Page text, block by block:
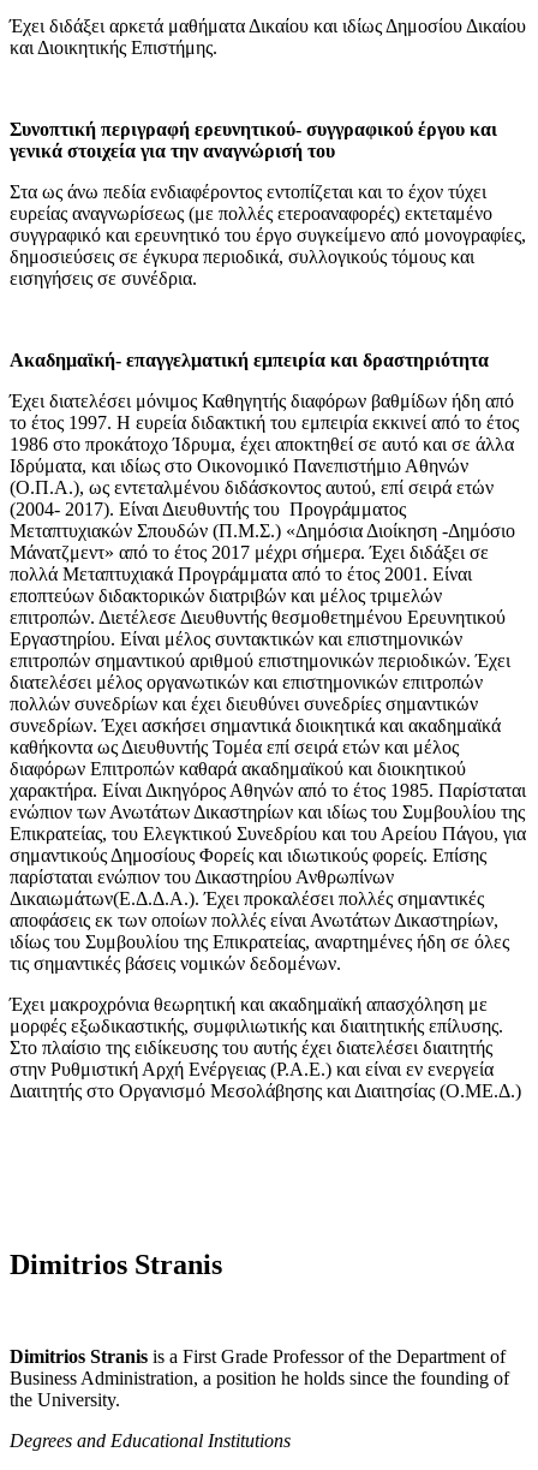
Έχει διδάξει αρκετά μαθήματα Δικαίου και ιδίως Δημοσίου Δικαίου
και Διοικητικής Επιστήμης.
Συνοπτική περιγραφή ερευνητικού- συγγραφικού έργου και
γενικά στοιχεία για την αναγνώρισή του
Στα ως άνω πεδία ενδιαφέροντος εντοπίζεται και το έχον τύχει
ευρείας αναγνωρίσεως (με πολλές ετεροαναφορές) εκτεταμένο
συγγραφικό και ερευνητικό του έργο συγκείμενο από μονογραφίες,
δημοσιεύσεις σε έγκυρα περιοδικά, συλλογικούς τόμους και
εισηγήσεις σε συνέδρια.
Ακαδημαϊκή- επαγγελματική εμπειρία και δραστηριότητα
Έχει διατελέσει μόνιμος Καθηγητής διαφόρων βαθμίδων ήδη από
το έτος 1997. Η ευρεία διδακτική του εμπειρία εκκινεί από το έτος
1986 στο προκάτοχο Ίδρυμα, έχει αποκτηθεί σε αυτό και σε άλλα
Ιδρύματα, και ιδίως στο Οικονομικό Πανεπιστήμιο Αθηνών
(Ο.Π.Α.), ως εντεταλμένου διδάσκοντος αυτού, επί σειρά ετών
(2004- 2017). Είναι Διευθυντής του Προγράμματος
Μεταπτυχιακών Σπουδών (Π.Μ.Σ.) «Δημόσια Διοίκηση -Δημόσιο
Μάνατζμεντ» από το έτος 2017 μέχρι σήμερα. Έχει διδάξει σε
πολλά Μεταπτυχιακά Προγράμματα από το έτος 2001. Είναι
εποπτεύων διδακτορικών διατριβών και μέλος τριμελών
επιτροπών. Διετέλεσε Διευθυντής θεσμοθετημένου Ερευνητικού
Εργαστηρίου. Είναι μέλος συντακτικών και επιστημονικών
επιτροπών σημαντικού αριθμού επιστημονικών περιοδικών. Έχει
διατελέσει μέλος οργανωτικών και επιστημονικών επιτροπών
πολλών συνεδρίων και έχει διευθύνει συνεδρίες σημαντικών
συνεδρίων. Έχει ασκήσει σημαντικά διοικητικά και ακαδημαϊκά
καθήκοντα ως Διευθυντής Τομέα επί σειρά ετών και μέλος
διαφόρων Επιτροπών καθαρά ακαδημαϊκού και διοικητικού
χαρακτήρα. Είναι Δικηγόρος Αθηνών από το έτος 1985. Παρίσταται
ενώπιον των Ανωτάτων Δικαστηρίων και ιδίως του Συμβουλίου της
Επικρατείας, του Ελεγκτικού Συνεδρίου και του Αρείου Πάγου, για
σημαντικούς Δημοσίους Φορείς και ιδιωτικούς φορείς. Επίσης
παρίσταται ενώπιον του Δικαστηρίου Ανθρωπίνων
Δικαιωμάτων(Ε.Δ.Δ.Α.). Έχει προκαλέσει πολλές σημαντικές
αποφάσεις εκ των οποίων πολλές είναι Ανωτάτων Δικαστηρίων,
ιδίως του Συμβουλίου της Επικρατείας, αναρτημένες ήδη σε όλες
τις σημαντικές βάσεις νομικών δεδομένων.
Έχει μακροχρόνια θεωρητική και ακαδημαϊκή απασχόληση με
μορφές εξωδικαστικής, συμφιλιωτικής και διαιτητικής επίλυσης.
Στο πλαίσιο της ειδίκευσης του αυτής έχει διατελέσει διαιτητής
στην Ρυθμιστική Αρχή Ενέργειας (Ρ.Α.Ε.) και είναι εν ενεργεία
Διαιτητής στο Οργανισμό Μεσολάβησης και Διαιτησίας (Ο.ΜΕ.Δ.)
Dimitrios Stranis
Dimitrios Stranis is a First Grade Professor of the Department of
Business Administration, a position he holds since the founding of
the University.
Degrees and Educational Institutions